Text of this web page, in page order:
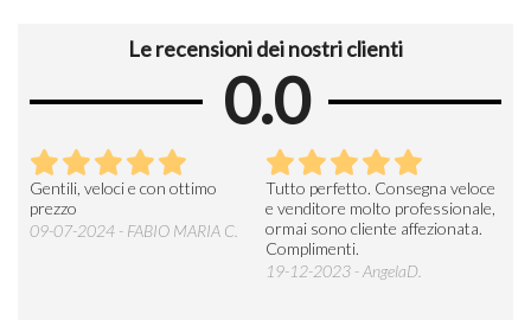
Le recensioni dei nostri clienti
0.0
Gentili, veloci e con ottimo
prezzo
09-07-2024 - FABIO MARIA C.
Tutto perfetto. Consegna veloce
e venditore molto professionale,
ormai sono cliente affezionata.
Complimenti.
19-12-2023 - AngelaD.